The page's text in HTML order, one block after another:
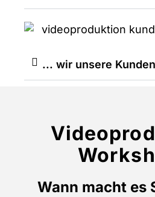
... wir unsere
Wann macht es